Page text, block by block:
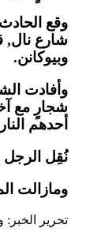
وقع
شارع نال,
وبيوكانن.
وأفادت
شجارٍ مع
أحدهم
نُقِل
ومازالت
تحرير الخبر: